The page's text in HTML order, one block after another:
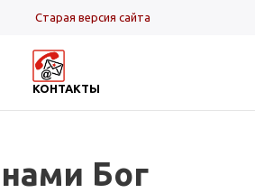
Cтарая версия сайта
КОНТАКТЫ
Бог